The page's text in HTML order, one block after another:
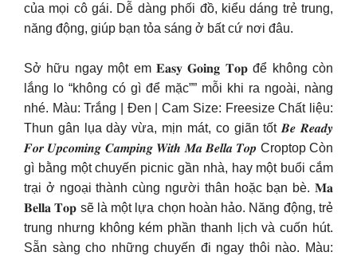
của mọi cô gái. Dễ dàng phối đồ, kiểu dáng trẻ trung,
năng động, giúp bạn tỏa sáng ở bất cứ nơi đâu.
Sở hữu ngay một em 𝐄𝐚𝐬𝐲 𝐆𝐨𝐢𝐧𝐠 𝐓𝐨𝐩 để không còn
lắng lo “không có gì để mặc”” mỗi khi ra ngoài, nàng
nhé. Màu: Trắng | Đen | Cam Size: Freesize Chất liệu:
Thun gân lụa dày vừa, mịn mát, co giãn tốt 𝑩𝒆 𝑹𝒆𝒂𝒅𝒚
𝑭𝒐𝒓 𝑼𝒑𝒄𝒐𝒎𝒊𝒏𝒈 𝑪𝒂𝒎𝒑𝒊𝒏𝒈 𝑾𝒊𝒕𝒉 𝑴𝒂 𝑩𝒆𝒍𝒍𝒂 𝑻𝒐𝒑 Croptop Còn
gì bằng một chuyến picnic gần nhà, hay một buổi cắm
trại ở ngoại thành cùng người thân hoặc bạn bè. 𝐌𝐚
𝐁𝐞𝐥𝐥𝐚 𝐓𝐨𝐩 sẽ là một lựa chọn hoàn hảo. Năng động, trẻ
trung nhưng không kém phần thanh lịch và cuốn hút.
Sẵn sàng cho những chuyến đi ngay thôi nào. Màu: